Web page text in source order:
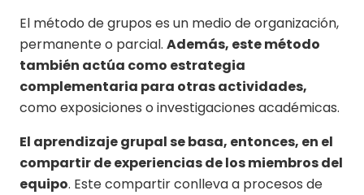
El método de grupos es un medio de organización,
permanente o parcial. Además, este método
también actúa como estrategia
complementaria para otras actividades,
como exposiciones o investigaciones académicas.
El aprendizaje grupal se basa, entonces, en el
compartir de experiencias de los miembros del
equipo. Este compartir conlleva a procesos de